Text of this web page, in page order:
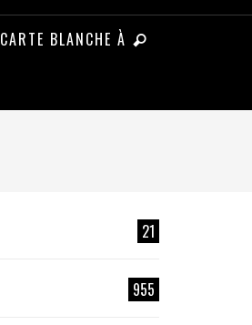
CARTE BLANCHE À
21
955